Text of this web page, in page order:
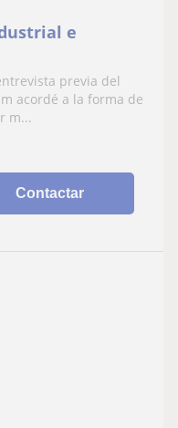
e
previa del
acordé a la forma de
m...
Contactar